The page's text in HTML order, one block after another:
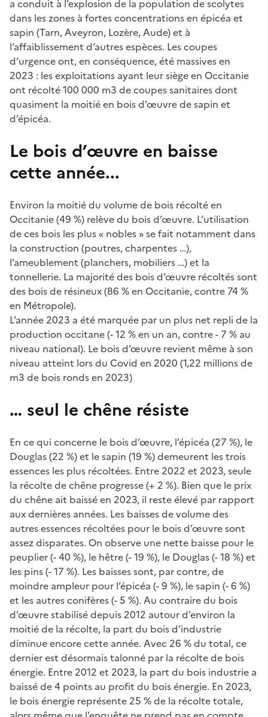
a conduit à l’explosion de la population de scolytes
dans les zones à fortes concentrations en épicéa et
sapin (Tarn, Aveyron, Lozère, Aude) et à
l’affaiblissement d’autres espèces. Les coupes
d’urgence ont, en conséquence, été massives en
2023 : les exploitations ayant leur siège en Occitanie
ont récolté 100 000 m3 de coupes sanitaires dont
quasiment la moitié en bois d’œuvre de sapin et
d’épicéa.
Le bois d’œuvre en baisse
cette année...
Environ la moitié du volume de bois récolté en
Occitanie (49 %) relève du bois d’œuvre. L’utilisation
de ces bois les plus « nobles » se fait notamment dans
la construction (poutres, charpentes …),
l’ameublement (planchers, mobiliers …) et la
tonnellerie. La majorité des bois d’œuvre récoltés sont
des bois de résineux (86 % en Occitanie, contre 74 %
en Métropole).
L’année 2023 a été marquée par un plus net repli de la
production occitane (- 12 % en un an, contre - 7 % au
niveau national). Le bois d’œuvre revient même à son
niveau atteint lors du Covid en 2020 (1,22 millions de
m3 de bois ronds en 2023)
… seul le chêne résiste
En ce qui concerne le bois d’œuvre, l’épicéa (27 %), le
Douglas (22 %) et le sapin (19 %) demeurent les trois
essences les plus récoltées. Entre 2022 et 2023, seule
la récolte de chêne progresse (+ 2 %). Bien que le prix
du chêne ait baissé en 2023, il reste élevé par rapport
aux dernières années. Les baisses de volume des
autres essences récoltées pour le bois d’œuvre sont
assez disparates. On observe une nette baisse pour le
peuplier (- 40 %), le hêtre (- 19 %), le Douglas (- 18 %) et
les pins (- 17 %). Les baisses sont, par contre, de
moindre ampleur pour l’épicéa (- 9 %), le sapin (- 6 %)
et les autres conifères (- 5 %). Au contraire du bois
d’œuvre stabilisé depuis 2012 autour d’environ la
moitié de la récolte, la part du bois d’industrie
diminue encore cette année. Avec 26 % du total, ce
dernier est désormais talonné par la récolte de bois
énergie. Entre 2012 et 2023, la part du bois industrie a
baissé de 4 points au profit du bois énergie. En 2023,
le bois énergie représente 25 % de la récolte totale,